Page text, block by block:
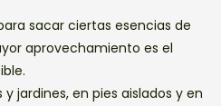
sacar ciertas esencias de
aprovechamiento es el
jardines, en pies aislados y en